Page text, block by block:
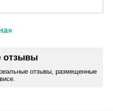
отзывы
отзывы, размещенные